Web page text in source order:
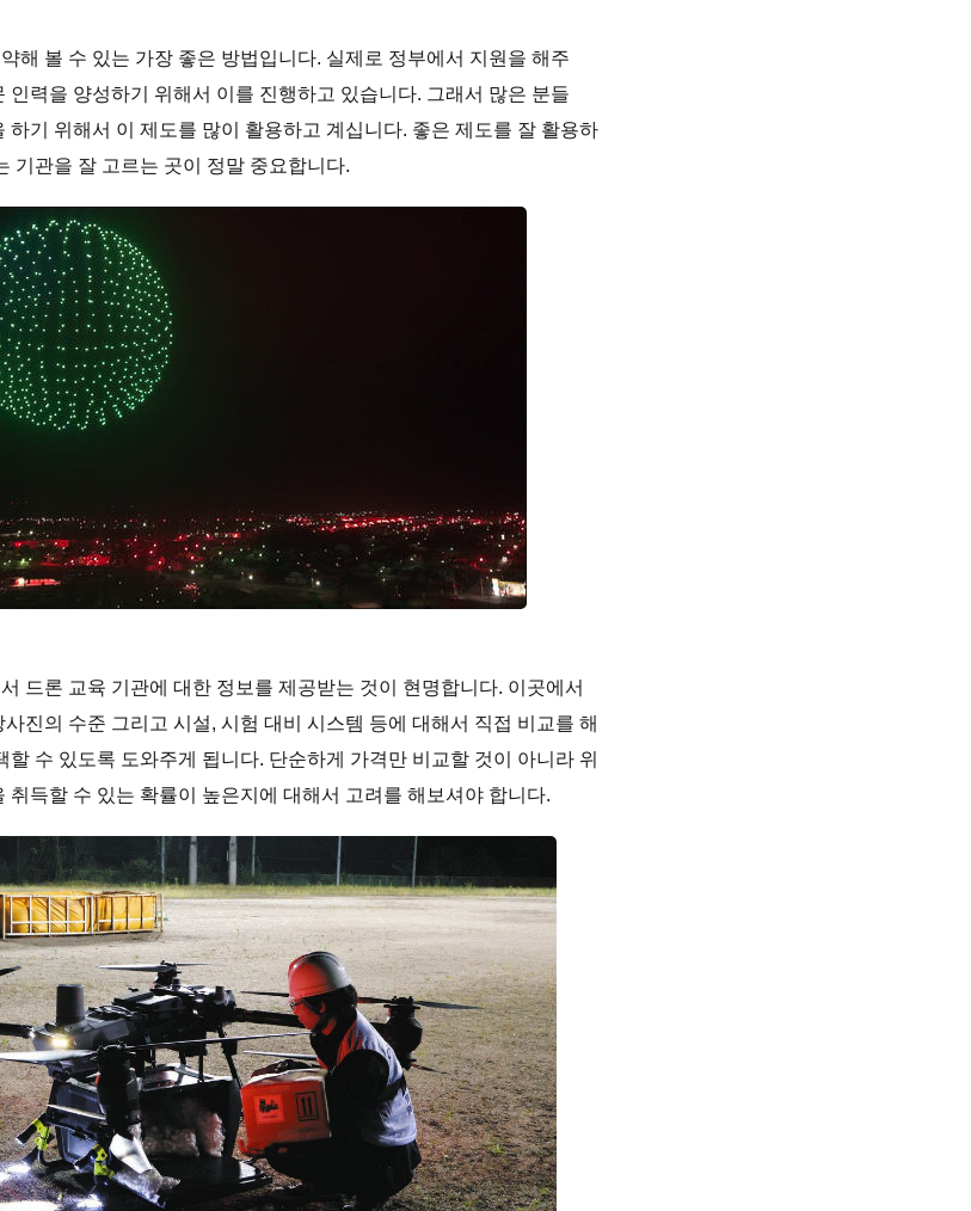
해 볼 수 있는 가장 좋은 방법입니다. 실제로 정부에서 지원을 해주
인력을 양성하기 위해서 이를 진행하고 있습니다. 그래서 많은 분들
하기 위해서 이 제도를 많이 활용하고 계십니다. 좋은 제도를 잘 활용하
기관을 잘 고르는 곳이 정말 중요합니다.
드론 교육 기관에 대한 정보를 제공받는 것이 현명합니다. 이곳에서
진의 수준 그리고 시설, 시험 대비 시스템 등에 대해서 직접 비교를 해
할 수 있도록 도와주게 됩니다. 단순하게 가격만 비교할 것이 아니라 위
취득할 수 있는 확률이 높은지에 대해서 고려를 해보셔야 합니다.